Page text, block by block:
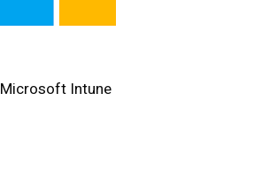
Microsoft Intune